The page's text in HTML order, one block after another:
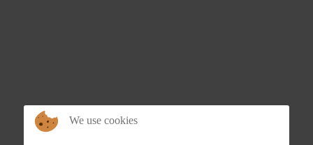
We use cookies